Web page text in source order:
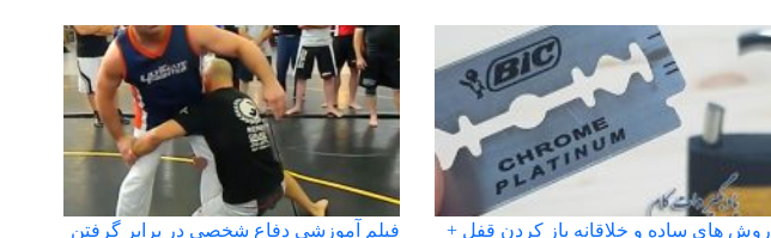
روش های ساده و خلاقانه باز کردن قفل +
فیلم آموزشی دفاع شخصی در برابر گرفتن